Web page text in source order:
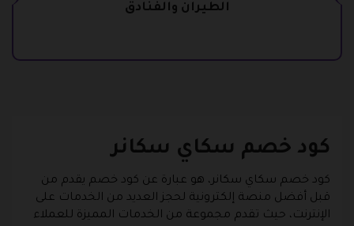
الطيران والفنادق
كود خصم سكاي سكانر
كود خصم سكاي سكانر، هو عبارة عن كود خصم يقدم من
قبل أفضل منصة إلكترونية لحجز العديد من الخدمات على
الإنترنت، حيث تقدم مجموعة من الخدمات المميزة للعملاء